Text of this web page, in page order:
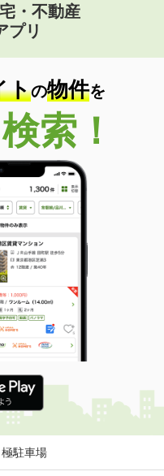
西裏館３
市東裏館２
今町３
南城町１
・不動産
プリ
トの物件を
索！
極駐車場